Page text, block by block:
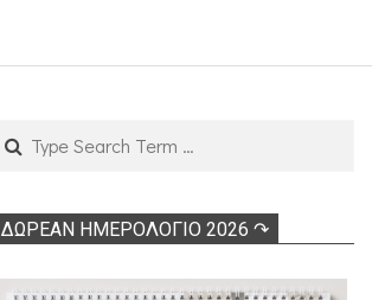
Search
ΔΩΡΕΑΝ ΗΜΕΡΟΛΟΓΙΟ 2026 ↷